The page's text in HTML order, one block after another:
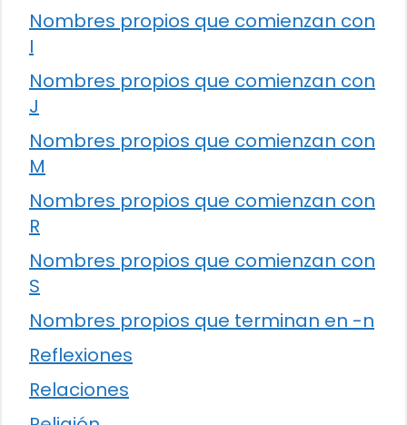
Nombres propios que comienzan con
I
Nombres propios que comienzan con
J
Nombres propios que comienzan con
M
Nombres propios que comienzan con
R
Nombres propios que comienzan con
S
Nombres propios que terminan en -n
Reflexiones
Relaciones